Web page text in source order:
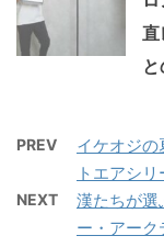
直
PREV
イケオジの
トエアシ
NEXT
漢たちが選
ー・アー